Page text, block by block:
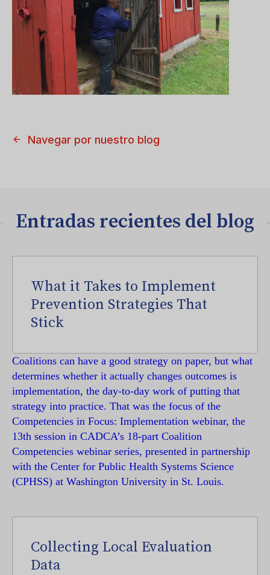
Navegar por nuestro blog
Entradas recientes del blog
What it Takes to Implement
Prevention Strategies That
Stick
Coalitions can have a good strategy on paper, but what
determines whether it actually changes outcomes is
implementation, the day-to-day work of putting that
strategy into practice. That was the focus of the
Competencies in Focus: Implementation webinar, the
13th session in CADCA’s 18-part Coalition
Competencies webinar series, presented in partnership
with the Center for Public Health Systems Science
(CPHSS) at Washington University in St. Louis.
Collecting Local Evaluation
Data